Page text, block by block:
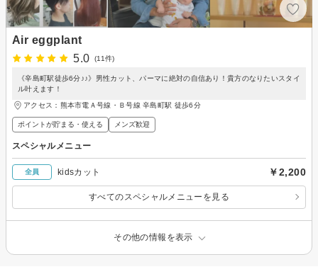
Air eggplant
5.0
(11件)
《辛島町駅徒歩6分♪♪》男性カット、パーマに絶対の自信あり！貴方のなりたいスタイ
ル叶えます！
アクセス：熊本市電Ａ号線・Ｂ号線 辛島町駅 徒歩6分
ポイントが貯まる・使える メンズ歓迎
スペシャルメニュー
全員 kidsカット ￥2,200
すべてのスペシャルメニューを見る
その他の情報を表示